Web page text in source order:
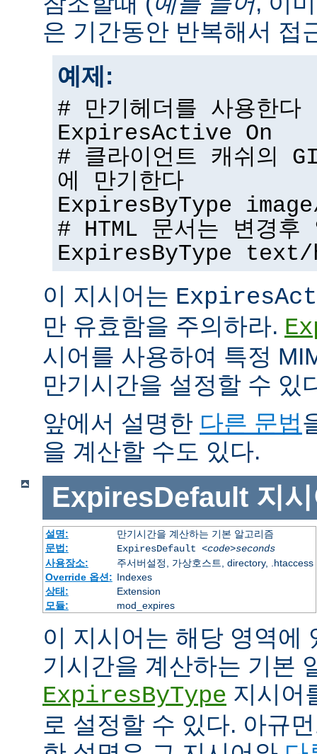
은 기간동안 반복해서 접
예제:
# 만기헤더를 사용한다
ExpiresActive On
# 클라이언트 캐쉬의
에 만기한다
ExpiresByType
# HTML 문서는 변경후
ExpiresByType text/
이 지시어는
만 유효함을 주의하라.
시어를 사용하여 특정
만기시간을 설정할 수 있
앞에서 설명한 다른 문법
을 계산할 수도 있다.
ExpiresDefault 지
설명:
만기시간을 계산하는 기본 알고리즘
문법:
ExpiresDefault <code>seconds
사용장소:
주서버설정, 가상호스트, directory, .htaccess
Override 옵션: Indexes
상태:
Extension
모듈:
mod_expires
이 지시어는 해당 영역에
기시간을 계산하는 기본
ExpiresByType 지시어
로 설정할 수 있다. 아규